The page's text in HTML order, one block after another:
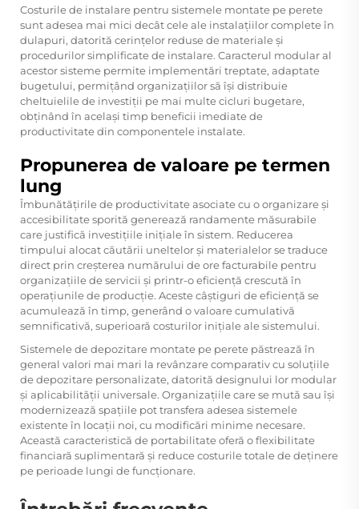
Costurile de instalare pentru sistemele montate pe perete
sunt adesea mai mici decât cele ale instalațiilor complete în
dulapuri, datorită cerințelor reduse de materiale și
procedurilor simplificate de instalare. Caracterul modular al
acestor sisteme permite implementări treptate, adaptate
bugetului, permițând organizațiilor să își distribuie
cheltuielile de investiții pe mai multe cicluri bugetare,
obținând în același timp beneficii imediate de
productivitate din componentele instalate.
Propunerea de valoare pe termen
lung
Îmbunătățirile de productivitate asociate cu o organizare și
accesibilitate sporită generează randamente măsurabile
care justifică investițiile inițiale în sistem. Reducerea
timpului alocat căutării uneltelor și materialelor se traduce
direct prin creșterea numărului de ore facturabile pentru
organizațiile de servicii și printr-o eficiență crescută în
operațiunile de producție. Aceste câștiguri de eficiență se
acumulează în timp, generând o valoare cumulativă
semnificativă, superioară costurilor inițiale ale sistemului.
Sistemele de depozitare montate pe perete păstrează în
general valori mai mari la revânzare comparativ cu soluțiile
de depozitare personalizate, datorită designului lor modular
și aplicabilității universale. Organizațiile care se mută sau își
modernizează spațiile pot transfera adesea sistemele
existente în locații noi, cu modificări minime necesare.
Această caracteristică de portabilitate oferă o flexibilitate
financiară suplimentară și reduce costurile totale de deținere
pe perioade lungi de funcționare.